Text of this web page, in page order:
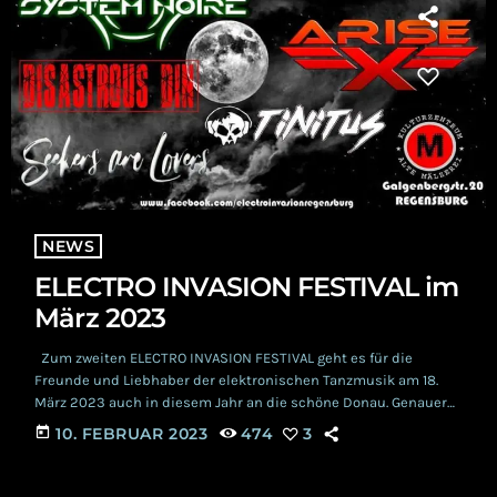
NEWS
ELECTRO INVASION FESTIVAL im
März 2023
Zum zweiten ELECTRO INVASION FESTIVAL geht es für die
Freunde und Liebhaber der elektronischen Tanzmusik am 18.
März 2023 auch in diesem Jahr an die schöne Donau. Genauer
gesagt, nach Regensburg. Das wusstet ihr nicht? Nun, das ist
zwar fahrlässig, doch sicherlich wird Danny "Ash" Graven
today 10. FEBRUAR 2023 474 3